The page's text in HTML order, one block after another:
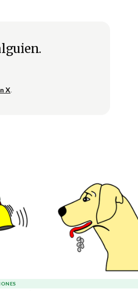
X.